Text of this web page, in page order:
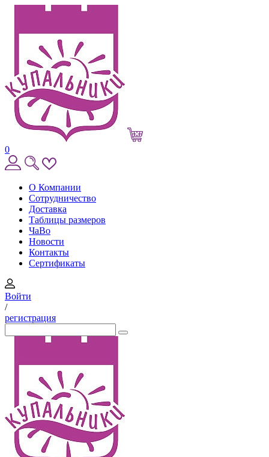
0
О Компании
Сотрудничество
Доставка
Таблицы размеров
ЧаВо
Новости
Контакты
Сертификаты
Войти
/
регистрация